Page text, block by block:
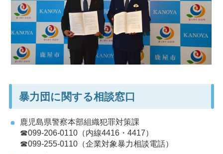
暴力団に関する相談窓口
鹿児島県警察本部組織犯罪対策課
☎099-206-0110（内線4416・4417）
☎099-255-0110（企業対象暴力相談電話）